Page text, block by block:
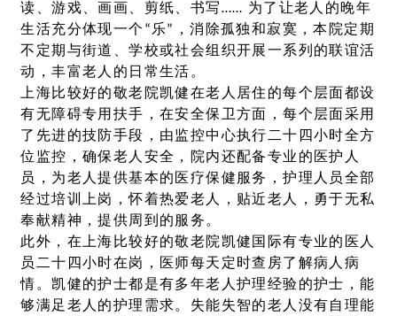
读、游戏、画画、剪纸、书写…… 为了让老人的晚年
生活充分体现一个“乐”，消除孤独和寂寞，本院定期
不定期与街道、学校或社会组织开展一系列的联谊活
动，丰富老人的日常生活。
上海比较好的敬老院凯健在老人居住的每个层面都设
有无障碍专用扶手，在安全保卫方面，每个层面采用
了先进的技防手段，由监控中心执行二十四小时全方
位监控，确保老人安全，院内还配备专业的医护人
员，为老人提供基本的医疗保健服务，护理人员全部
经过培训上岗，怀着热爱老人，贴近老人，勇于无私
奉献精神，提供周到的服务。
此外，在上海比较好的敬老院凯健国际有专业的医人
员二十四小时在岗，医师每天定时查房了解病人病
情。凯健的护士都是有多年老人护理经验的护士，能
够满足老人的护理需求。失能失智的老人没有自理能